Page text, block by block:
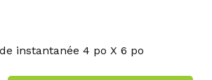
instantanée 4 po X 6 po